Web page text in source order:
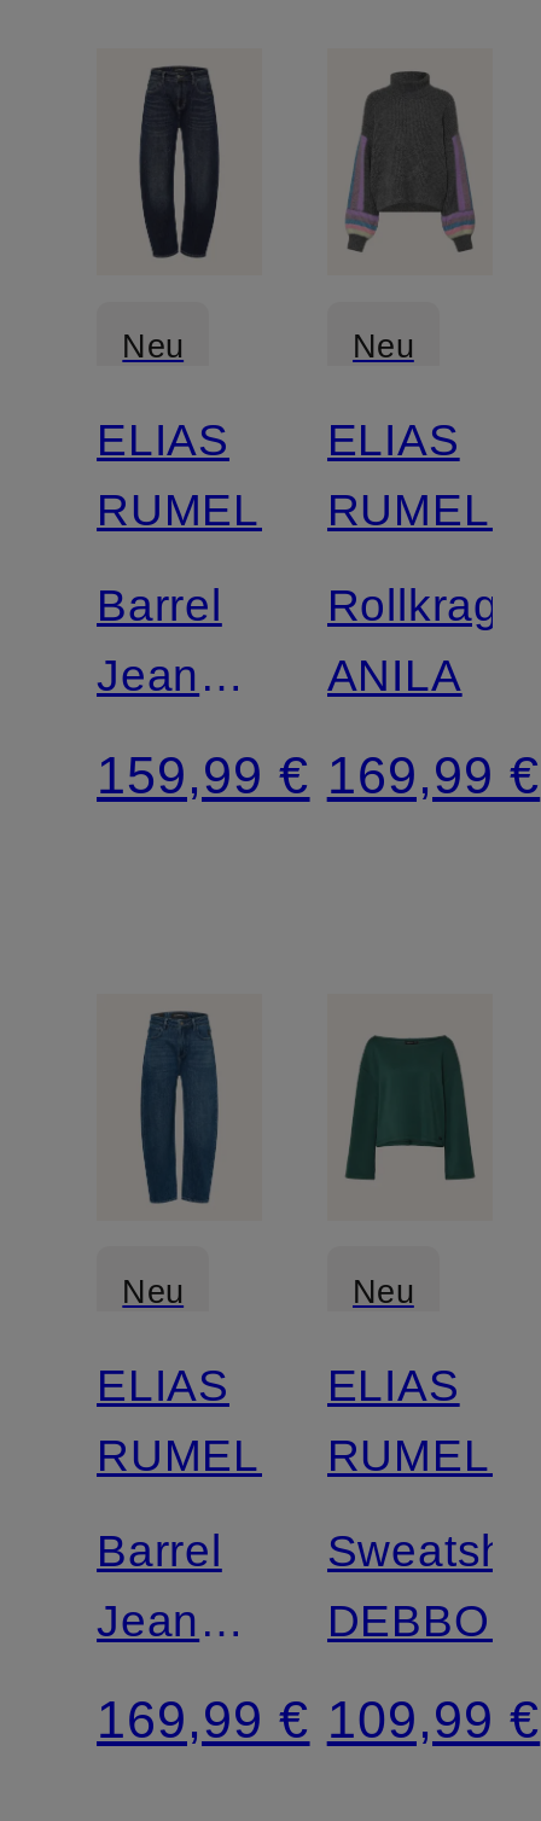
Neu
ELIAS
RUMELIS
Barrel
Jeans
YOANA
159,99 €
Neu
ELIAS
RUMELIS
ANILA
169,99 €
Neu
ELIAS
RUMELIS
Barrel
Jeans
YOANA
169,99 €
Neu
ELIAS
RUMELIS
109,99 €